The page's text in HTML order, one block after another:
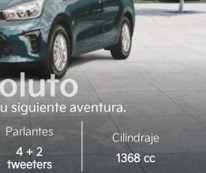
siguiente aventura.
Parlantes
4 + 2
tweeters
Cilindraje
1368 cc